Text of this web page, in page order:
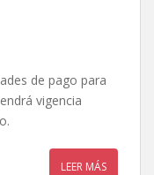
de pago para
vigencia
LEER MÁS